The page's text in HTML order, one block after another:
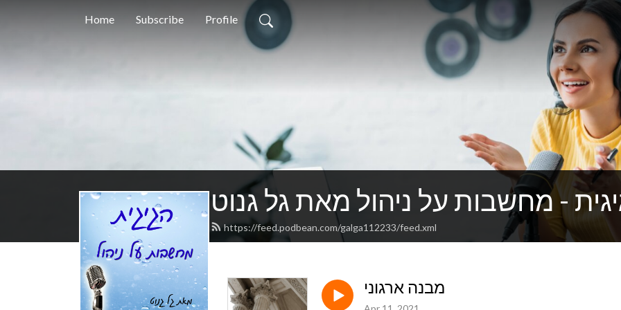
Home Subscribe Profile
- מחשבות על ניהול מאת גל גנוט
https://feed.podbean.com/galga112233/feed.xml
מבנה ארגוני